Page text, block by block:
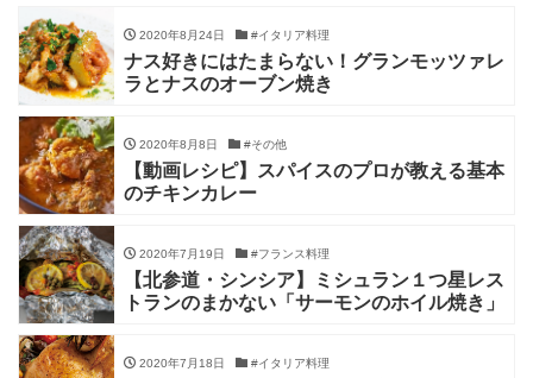
2020年8月24日 #イタリア料理
ナス好きにはたまらない！グランモッツァレ
ラとナスのオーブン焼き
2020年8月8日 #その他
【動画レシピ】スパイスのプロが教える基本
のチキンカレー
2020年7月19日 #フランス料理
【北参道・シンシア】ミシュラン１つ星レス
トランのまかない「サーモンのホイル焼き」
2020年7月18日 #イタリア料理